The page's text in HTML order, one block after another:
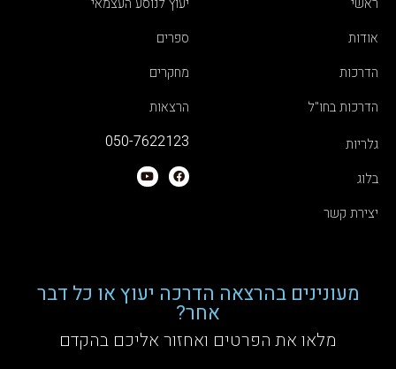
אודות
הדרכות
הדרכות בחו"ל
ספרים
מחקרים
הרצאות
גלריות
בלוג
יצירת קשר
050-7622123
מעונינים בהרצאה הדרכה יעוץ או כל דבר
אחר?
מלאו את הפרטים ואחזור אליכם בהקדם